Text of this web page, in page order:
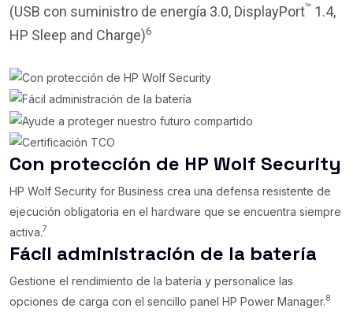
(USB con suministro de energía 3.0, DisplayPort™ 1.4,
HP Sleep and Charge)6
Con protección de HP Wolf Security
HP Wolf Security for Business crea una defensa resistente de
ejecución obligatoria en el hardware que se encuentra siempre
activa.7
Fácil administración de la batería
Gestione el rendimiento de la batería y personalice las
opciones de carga con el sencillo panel HP Power Manager.8